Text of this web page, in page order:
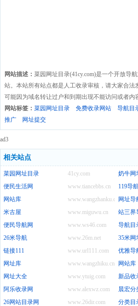
网站描述： 菜园网址目录(41cy.com)是一个开放导
站。本站所有站点都是人工收录审核，请大家合
可能因为域名转让过户和到期出现不能访问或者
网站标签： 菜园网址目录 免费收录网站 导航目
推广
网址提交
ad3
相关站点
41cy.com
菜园网址目录
奶牛网
www.tiancebbs.cn
便民生活网
119导
www.wangzhanku.com
网站库
网址导
www.miguwu.cn
米古屋
站三界
www.ws46.com
便民导航网
导航目
www.26m.net
26米导航
35米网
www.url111.com
链接111
优雅导
www.wangzhiku.cn
网址库
网站库
www.ytuig.com
网址大全
新品收
www.alexwz.com
阿乐收录网
晨宏分
www.26dir.com
26网站目录网
分类目